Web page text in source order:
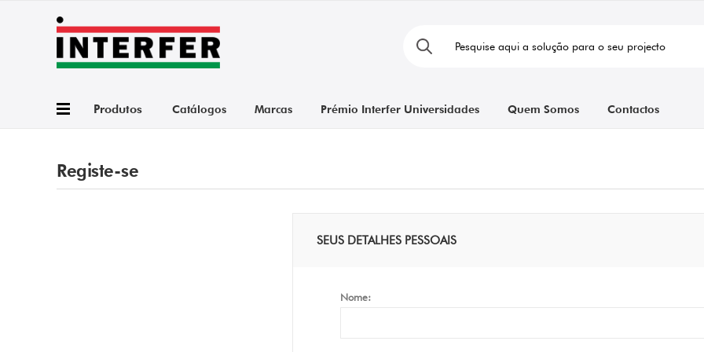
Produtos Catálogos Marcas Prémio Interfer Universidades Quem Somos Contactos
Registe-se
SEUS DETALHES PESSOAIS
Nome: